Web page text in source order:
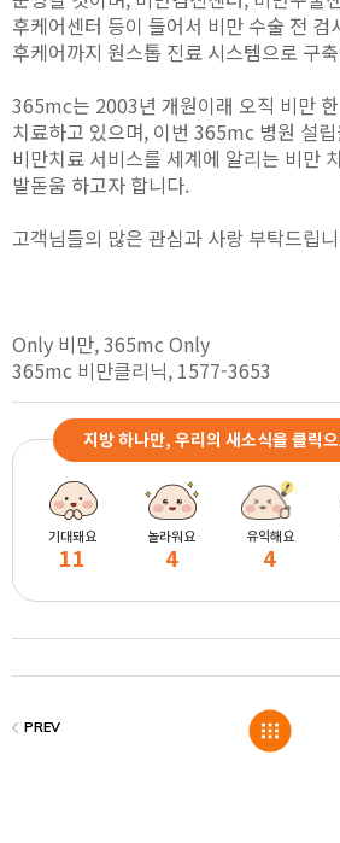
후케어센터 등이 들어서 비만 수술 전 검
후케어까지 원스톱 진료 시스템으로 구
365mc는 2003년 개원이래 오직 비만
치료하고 있으며, 이번 365mc 병원 설
비만치료 서비스를 세계에 알리는 비만
발돋움 하고자 합니다.
고객님들의 많은 관심과 사랑 부탁드립
Only 비만, 365mc Only
365mc 비만클리닉, 1577-3653
지방 하나만, 우리의 새소식을 클릭
기대돼요
11
놀라워요
4
유익해요
4